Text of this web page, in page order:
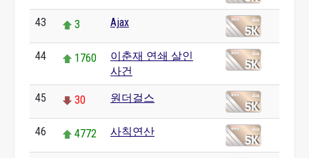
43 3 Ajax
44 1760
이춘재 연쇄 살인
사건
45 30 원더걸스
46 4772 사칙연산